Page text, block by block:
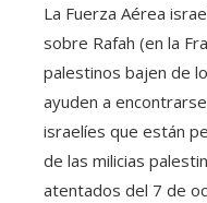
La Fuerza Aérea
sobre Rafah (en la
palestinos bajen de
ayuden a
israelíes que están
de las milicias
atentados del 7 de